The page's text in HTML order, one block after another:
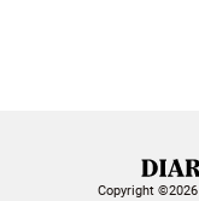
Copyright